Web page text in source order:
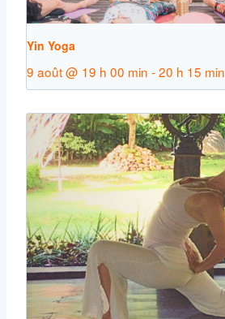
Yin Yoga
9 août @ 19 h 00 min -20 h 15 min